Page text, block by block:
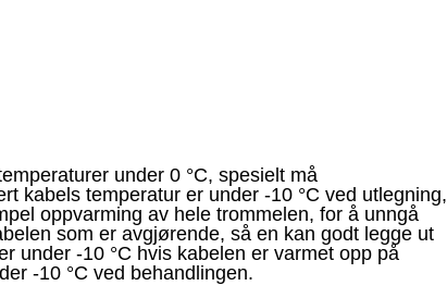
under 0 °C, spesielt må
kabels temperatur er under -10 °C ved utlegning,
oppvarming av hele trommelen, for å unngå
som er avgjørende, så en kan godt legge ut
under -10 °C hvis kabelen er varmet opp på
-10 °C ved behandlingen.